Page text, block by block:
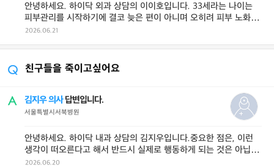
안녕하세요. 하이닥 외과 상담의 이이호입니다. 33세라는 나이는
피부관리를 시작하기에 결코 늦은 편이 아니며 오히려 피부 노화 현
2026.06.21
친구들을 죽이고싶어요
김지우 의사답변입니다.
서울특별시서북병원
안녕하세요. 하이닥 내과 상담의 김지우입니다.중요한 점은, 이런
생각이 떠오른다고 해서 반드시 실제로 행동하게 되는 것은 아닙니
다. 특히 강박적인 침투사고(i ...
2026.06.20